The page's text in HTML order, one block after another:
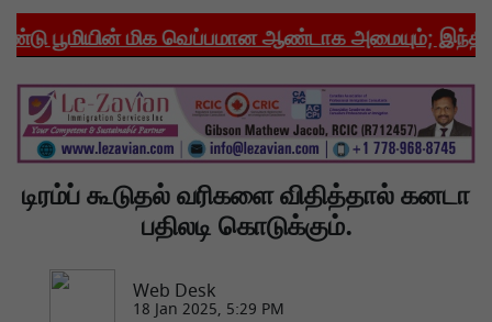
மிக வெப்பமான ஆண்டாக அமையும்;
டிரம்ப் கூடுதல் வரிகளை விதித்தால் கனடா
பதிலடி கொடுக்கும்.
Web Desk
18 Jan 2025, 5:29 PM